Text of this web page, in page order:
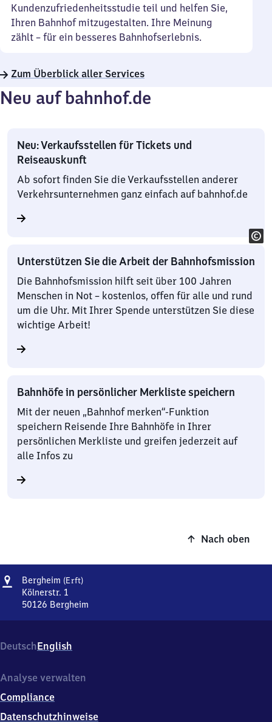
Kundenzufriedenheitsstudie teil und helfen Sie,
Ihren Bahnhof mitzugestalten. Ihre Meinung
zählt – für ein besseres Bahnhofserlebnis.
Zum Überblick aller Services
Neu auf bahnhof.de
Neu: Verkaufsstellen für Tickets und
Reiseauskunft
Ab sofort finden Sie die Verkaufsstellen anderer
Verkehrsunternehmen ganz einfach auf bahnhof.de
Unterstützen Sie die Arbeit der Bahnhofsmission
Die Bahnhofsmission hilft seit über 100 Jahren
Menschen in Not – kostenlos, offen für alle und rund
um die Uhr. Mit Ihrer Spende unterstützen Sie diese
wichtige Arbeit!
Bahnhöfe in persönlicher Merkliste speichern
Mit der neuen „Bahnhof merken“-Funktion
speichern Reisende Ihre Bahnhöfe in Ihrer
persönlichen Merkliste und greifen jederzeit auf
alle Infos zu
Nach oben
Adresse
Bergheim (Erft)Bergheim
Kölnerstr. 1
50126 Bergheim
Kölnerstr.
1,
0
2
6
DeutschEnglish
Analyse verwalten
Compliance
Datenschutzhinweise